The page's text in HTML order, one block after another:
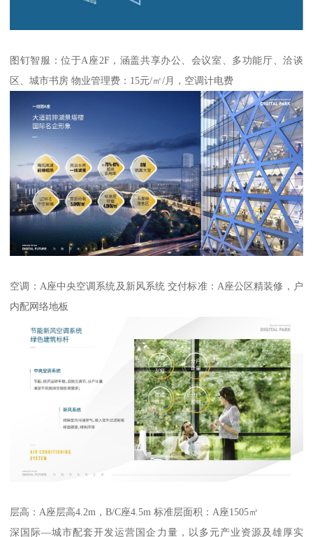
图钉智服：位于A座2F，涵盖共享办公、会议室、多功能厅、洽谈
区、城市书房 物业管理费：15元/㎡/月，空调计电费
空调：A座中央空调系统及新风系统 交付标准：A座公区精装修，户
内配网络地板
层高：A座层高4.2m，B/C座4.5m 标准层面积：A座1505㎡
深国际—城市配套开发运营国企力量，以多元产业资源及雄厚实